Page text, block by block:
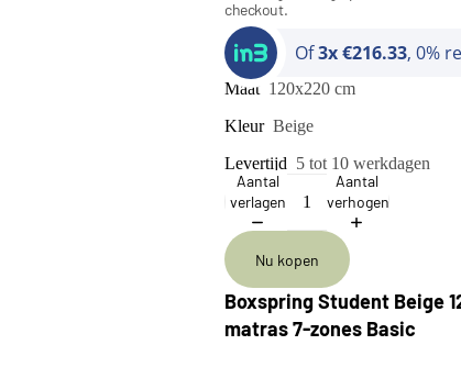
Business Class
checkout.
Of3x €216.33, 0%
Maat 120x220 cm
Kleur Beige
Levertijd 5 tot 10 werkdagen
Aantal
verlagen
Aantal
verhogen
Nu kopen
Boxspring Student Beige
matras 7-zones Basic